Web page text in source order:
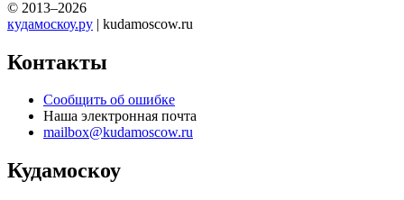
© 2013–2026
кудамоскоу.ру | kudamoscow.ru
Контакты
Сообщить об ошибке
Наша электронная почта
mailbox@kudamoscow.ru
Кудамоскоу